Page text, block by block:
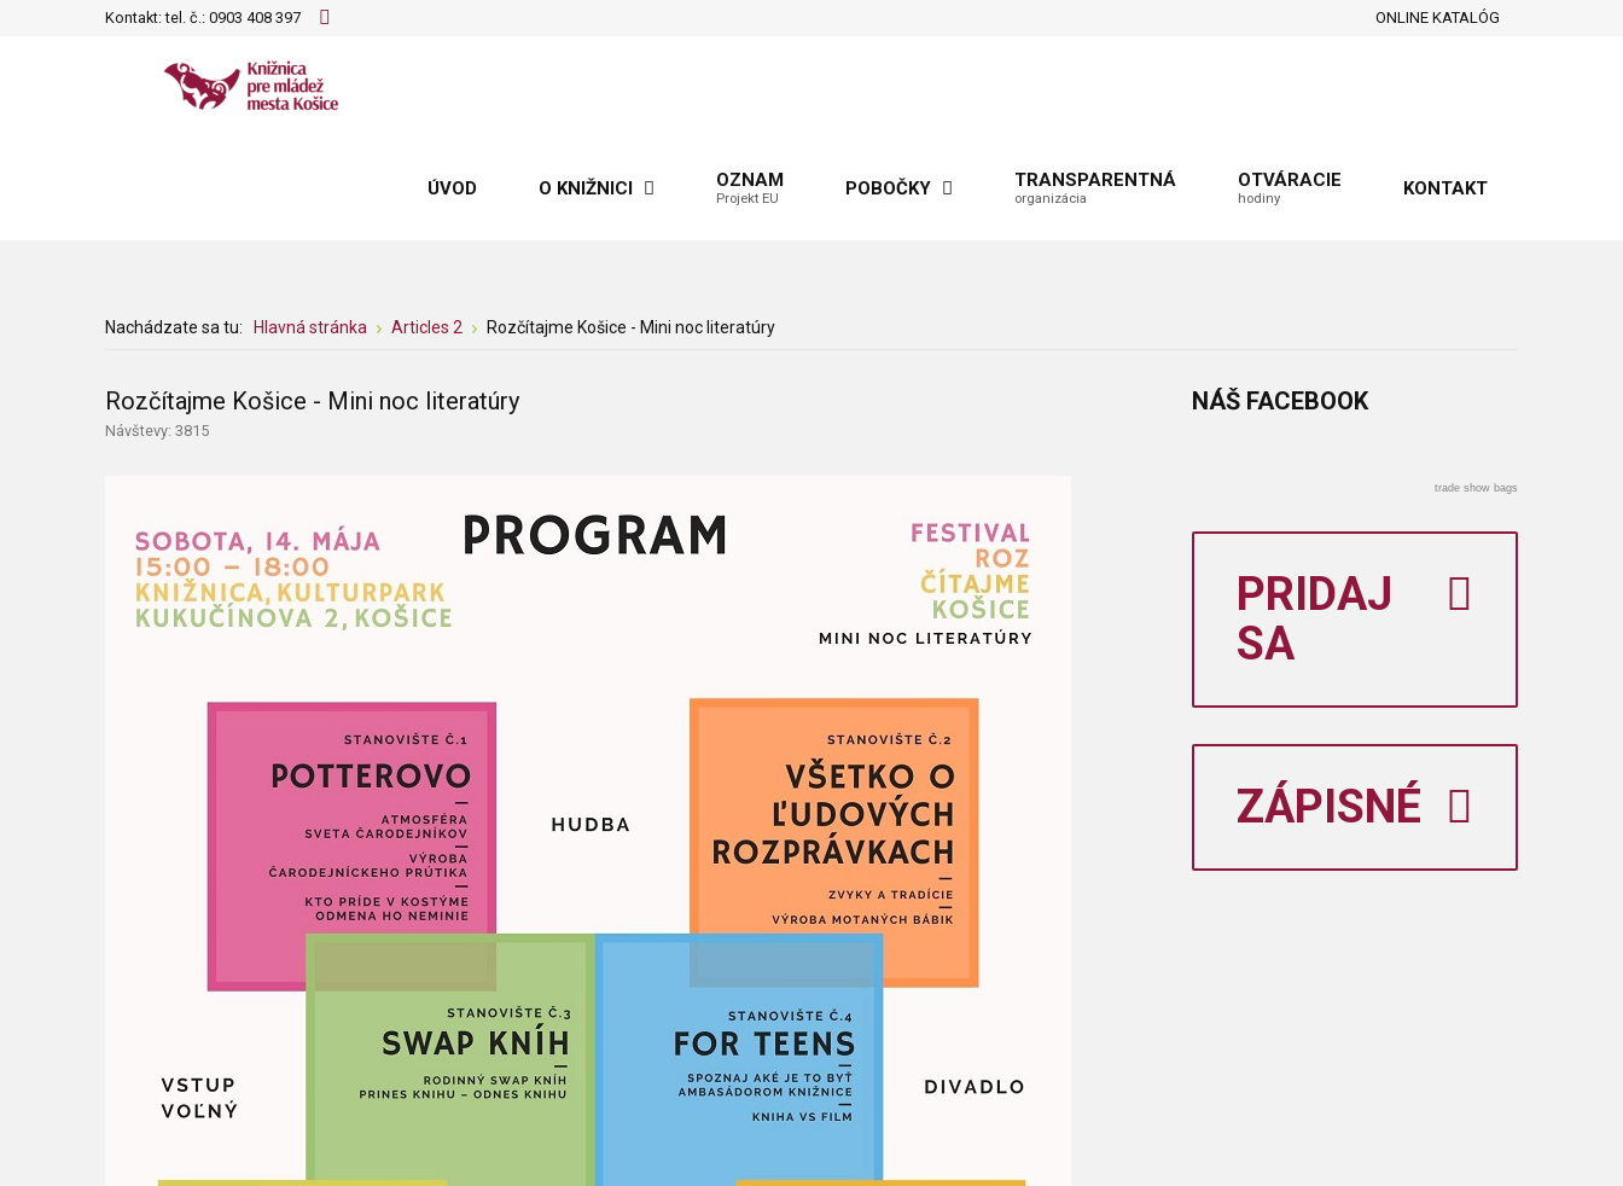
Kontakt: tel. č.: 0903 408 397 ONLINE KATALÓG
ÚVOD O KNIŽNICI OZNAM
Projekt EU POBOČKY TRANSPARENTNÁ
organizácia
OTVÁRACIE
hodiny KONTAKT
Nachádzate sa tu: Hlavná stránka Articles 2 Rozčítajme Košice - Mini noc literatúry
Rozčítajme Košice - Mini noc literatúry
Návštevy: 3815
NÁŠ FACEBOOK
trade show bags
PRIDAJ
SA
ZÁPISNÉ